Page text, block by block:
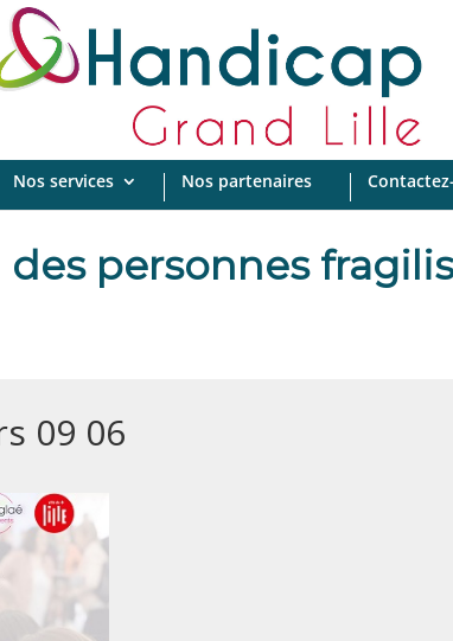
Nos services Nos partenaires
personnes
09 06